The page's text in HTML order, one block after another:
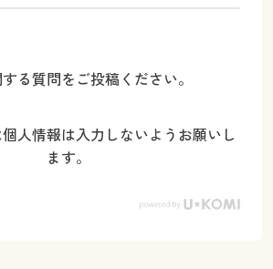
る質問をご投稿ください。
人情報は入力しないようお願いし
ます。